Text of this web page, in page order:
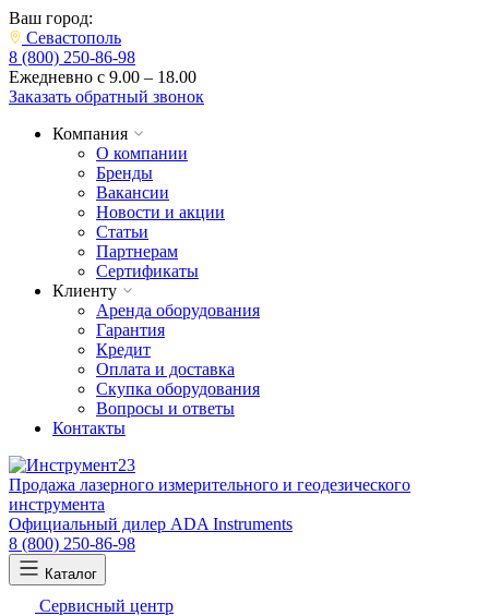
Ваш город:
Севастополь
8 (800) 250-86-98
Ежедневно с 9.00 – 18.00
Заказать обратный звонок
Компания
О компании
Бренды
Вакансии
Новости и акции
Статьи
Партнерам
Сертификаты
Клиенту
Аренда оборудования
Гарантия
Кредит
Оплата и доставка
Скупка оборудования
Вопросы и ответы
Контакты
Продажа лазерного измерительного и геодезического
инструмента
Официальный дилер ADA Instruments
8 (800) 250-86-98
Каталог
Сервисный центр